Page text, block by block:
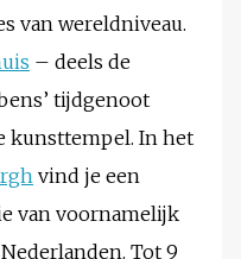
van wereldniveau.
– deels de
tijdgenoot
kunsttempel. In het
vind je een
van voornamelijk
Tot 9